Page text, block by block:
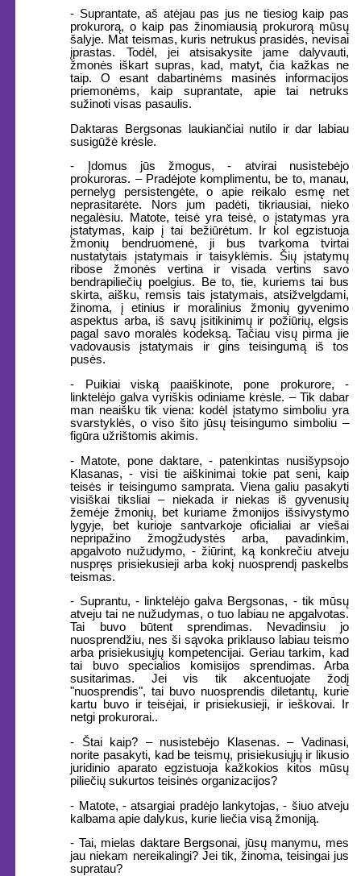
- Suprantate, aš atėjau pas jus ne tiesiog kaip pas
prokurorą, o kaip pas žinomiausią prokurorą mūsų
šalyje. Mat teismas, kuris netrukus prasidės, nevisai
įprastas. Todėl, jei atsisakysite jame dalyvauti,
žmonės iškart supras, kad, matyt, čia kažkas ne
taip. O esant dabartinėms masinės informacijos
priemonėms, kaip suprantate, apie tai netruks
sužinoti visas pasaulis.
Daktaras Bergsonas laukiančiai nutilo ir dar labiau
susigūžė krėsle.
- Įdomus jūs žmogus, - atvirai nusistebėjo
prokuroras. – Pradėjote komplimentu, be to, manau,
pernelyg persistengėte, o apie reikalo esmę net
neprasitarėte. Nors jum padėti, tikriausiai, nieko
negalėsiu. Matote, teisė yra teisė, o įstatymas yra
įstatymas, kaip į tai bežiūrėtum. Ir kol egzistuoja
žmonių bendruomenė, ji bus tvarkoma tvirtai
nustatytais įstatymais ir taisyklėmis. Šių įstatymų
ribose žmonės vertina ir visada vertins savo
bendrapiliečių poelgius. Be to, tie, kuriems tai bus
skirta, aišku, remsis tais įstatymais, atsižvelgdami,
žinoma, į etinius ir moralinius žmonių gyvenimo
aspektus arba, iš savų įsitikinimų ir požiūrių, elgsis
pagal savo moralės kodeksą. Tačiau visų pirma jie
vadovausis įstatymais ir gins teisingumą iš tos
pusės.
- Puikiai viską paaiškinote, pone prokurore, -
linktelėjo galva vyriškis odiniame krėsle. – Tik dabar
man neaišku tik viena: kodėl įstatymo simboliu yra
svarstyklės, o viso šito jūsų teisingumo simboliu –
figūra užrištomis akimis.
- Matote, pone daktare, - patenkintas nusišypsojo
Klasanas, - visi tie aiškinimai tokie pat seni, kaip
teisės ir teisingumo samprata. Viena galiu pasakyti
visiškai tiksliai – niekada ir niekas iš gyvenusių
žemėje žmonių, bet kuriame žmonijos išsivystymo
lygyje, bet kurioje santvarkoje oficialiai ar viešai
nepripažino žmogžudystės arba, pavadinkim,
apgalvoto nužudymo, - žiūrint, ką konkrečiu atveju
nuspręs prisiekusieji arba kokį nuosprendį paskelbs
teismas.
- Suprantu, - linktelėjo galva Bergsonas, - tik mūsų
atveju tai ne nužudymas, o tuo labiau ne apgalvotas.
Tai buvo būtent sprendimas. Nevadinsiu jo
nuosprendžiu, nes ši sąvoka priklauso labiau teismo
arba prisiekusiųjų kompetencijai. Geriau tarkim, kad
tai buvo specialios komisijos sprendimas. Arba
susitarimas. Jei vis tik akcentuojate žodį
"nuosprendis", tai buvo nuosprendis diletantų, kurie
kartu buvo ir teisėjai, ir prisiekusieji, ir ieškovai. Ir
netgi prokurorai..
- Štai kaip? – nusistebėjo Klasenas. – Vadinasi,
norite pasakyti, kad be teismų, prisiekusiųjų ir likusio
juridinio aparato egzistuoja kažkokios kitos mūsų
piliečių sukurtos teisinės organizacijos?
- Matote, - atsargiai pradėjo lankytojas, - šiuo atveju
kalbama apie dalykus, kurie liečia visą žmoniją.
- Tai, mielas daktare Bergsonai, jūsų manymu, mes
jau niekam nereikalingi? Jei tik, žinoma, teisingai jus
supratau?